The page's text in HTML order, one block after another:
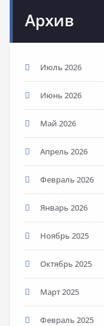
Архив
Июль 2026
Июнь 2026
Май 2026
Апрель 2026
Февраль 2026
Январь 2026
Ноябрь 2025
Октябрь 2025
Март 2025
Февраль 2025